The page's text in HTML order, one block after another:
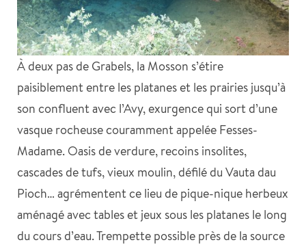
À deux pas de Grabels, la Mosson s’étire
paisiblement entre les platanes et les prairies jusqu’à
son confluent avec l’Avy, exurgence qui sort d’une
vasque rocheuse couramment appelée Fesses-
Madame. Oasis de verdure, recoins insolites,
cascades de tufs, vieux moulin, défilé du Vauta dau
Pioch… agrémentent ce lieu de pique-nique herbeux
aménagé avec tables et jeux sous les platanes le long
du cours d’eau. Trempette possible près de la source